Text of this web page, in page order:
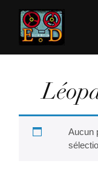
Aucun